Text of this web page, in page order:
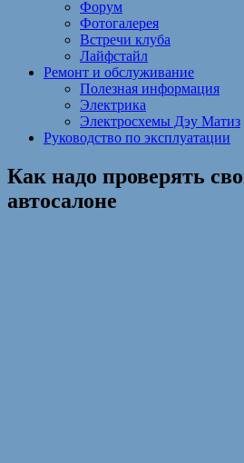
Форум
Фотогалерея
Встречи клуба
Лайфстайл
Ремонт и обслуживание
Полезная информация
Электрика
Электросхемы Дэу Матиз
Руководство по эксплуатации
Как надо проверять
автосалоне